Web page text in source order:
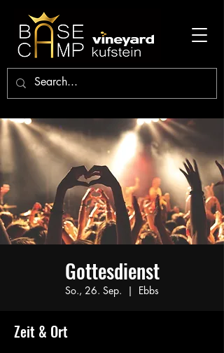
Gottesdienst
So., 26. Sep.
  |
Ebbs
Zeit & Ort